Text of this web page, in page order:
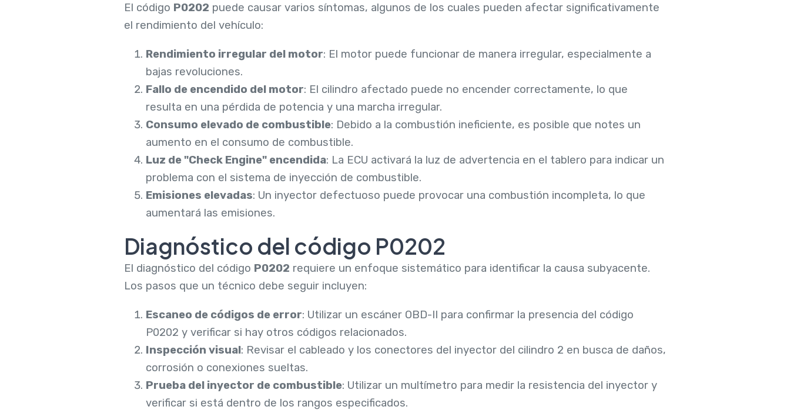
El código P0202 puede causar varios síntomas, algunos de los cuales pueden afectar significativamente
el rendimiento del vehículo:
Rendimiento irregular del motor: El motor puede funcionar de manera irregular, especialmente a
bajas revoluciones.
Fallo de encendido del motor: El cilindro afectado puede no encender correctamente, lo que
resulta en una pérdida de potencia y una marcha irregular.
Consumo elevado de combustible: Debido a la combustión ineficiente, es posible que notes un
aumento en el consumo de combustible.
Luz de "Check Engine" encendida: La ECU activará la luz de advertencia en el tablero para indicar un
problema con el sistema de inyección de combustible.
Emisiones elevadas: Un inyector defectuoso puede provocar una combustión incompleta, lo que
aumentará las emisiones.
Diagnóstico del código P0202
El diagnóstico del código P0202 requiere un enfoque sistemático para identificar la causa subyacente.
Los pasos que un técnico debe seguir incluyen:
Escaneo de códigos de error: Utilizar un escáner OBD-II para confirmar la presencia del código
P0202 y verificar si hay otros códigos relacionados.
Inspección visual: Revisar el cableado y los conectores del inyector del cilindro 2 en busca de daños,
corrosión o conexiones sueltas.
Prueba del inyector de combustible: Utilizar un multímetro para medir la resistencia del inyector y
verificar si está dentro de los rangos especificados.